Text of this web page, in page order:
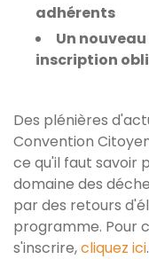
adhérents
Un
inscription
Des plénières
Convention
ce qu'il faut savoir
domaine des
par des retours
programme. Pour
s'inscrire,cliquez ici.